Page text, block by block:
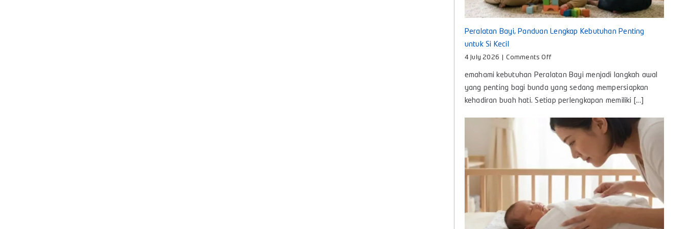
Peralatan Bayi, Panduan Lengkap Kebutuhan Penting
untuk Si Kecil
4 July 2026 Comments Offon
Bayi,
Panduan
Lengkap
Kebutuhan
untuk
Si
Kecil
emahami kebutuhan Peralatan Bayi menjadi langkah awal
yang penting bagi bunda yang sedang mempersiapkan
kehadiran buah hati. Setiap perlengkapan memiliki [...]